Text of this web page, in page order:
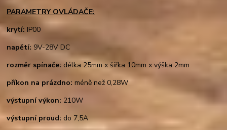
PARAMETRY OVLÁDAČE:
krytí: IP00
napětí: 9V-28V DC
rozměr spínače: délka 25mm x šířka 10mm x výška 2mm
příkon na prázdno: méně než 0,28W
výstupní výkon: 210W
výstupní proud: do 7,5A